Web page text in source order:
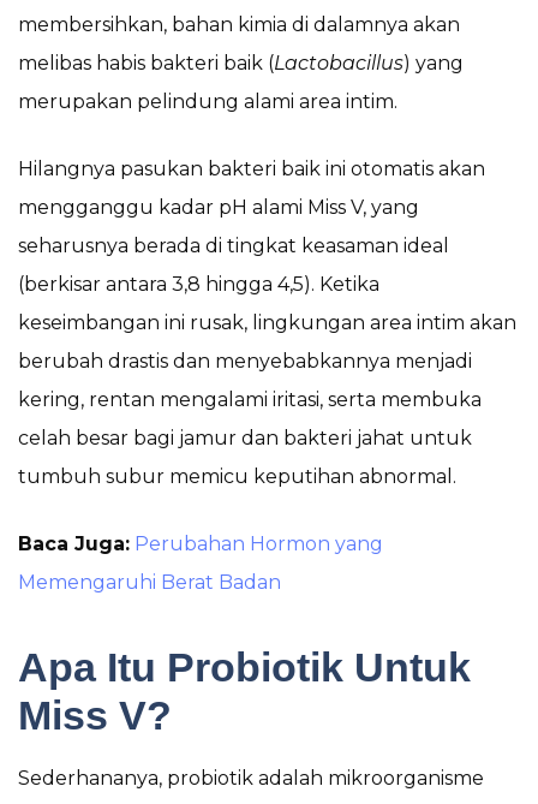
membersihkan, bahan kimia di dalamnya akan
melibas habis bakteri baik (Lactobacillus) yang
merupakan pelindung alami area intim.
Hilangnya pasukan bakteri baik ini otomatis akan
mengganggu kadar pH alami Miss V, yang
seharusnya berada di tingkat keasaman ideal
(berkisar antara 3,8 hingga 4,5). Ketika
keseimbangan ini rusak, lingkungan area intim akan
berubah drastis dan menyebabkannya menjadi
kering, rentan mengalami iritasi, serta membuka
celah besar bagi jamur dan bakteri jahat untuk
tumbuh subur memicu keputihan abnormal.
Baca Juga: Perubahan Hormon yang
Memengaruhi Berat Badan
Apa Itu Probiotik Untuk
Miss V?
Sederhananya, probiotik adalah mikroorganisme